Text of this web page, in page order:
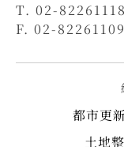
T. 02-82261118
F. 02-82261109
都市更
土地